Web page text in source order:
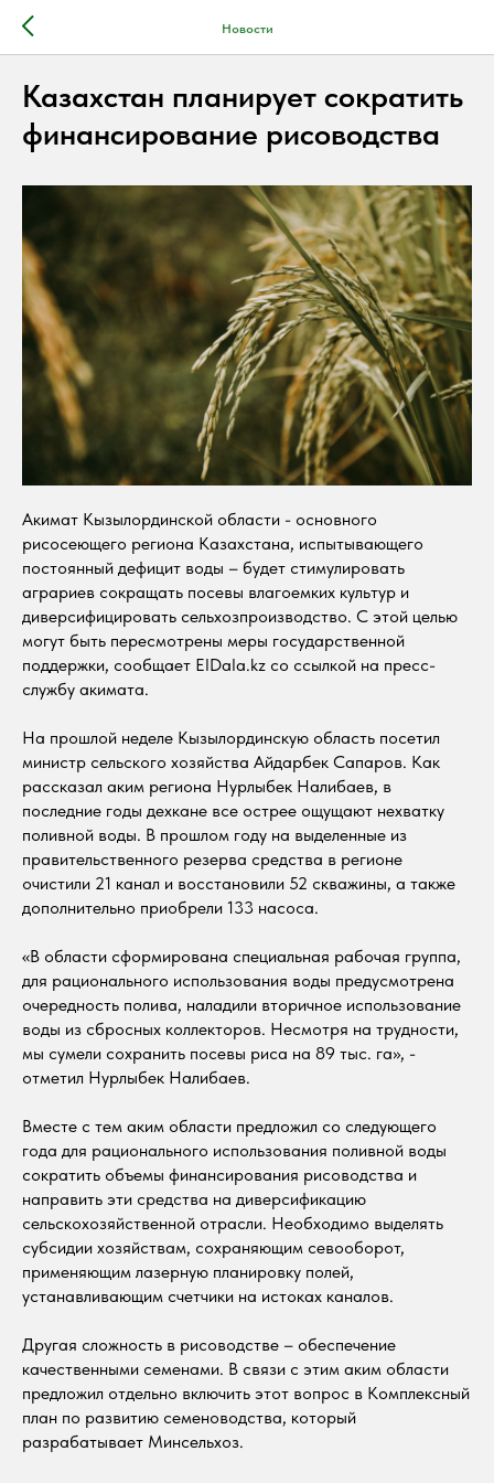
Новости
Казахстан планирует сократить
финансирование рисоводства
Акимат Кызылординской области - основного
рисосеющего региона Казахстана, испытывающего
постоянный дефицит воды – будет стимулировать
аграриев сокращать посевы влагоемких культур и
диверсифицировать сельхозпроизводство. С этой целью
могут быть пересмотрены меры государственной
поддержки, сообщает ElDala.kz со ссылкой на пресс-
службу акимата.
На прошлой неделе Кызылординскую область посетил
министр сельского хозяйства Айдарбек Сапаров. Как
рассказал аким региона Нурлыбек Налибаев, в
последние годы дехкане все острее ощущают нехватку
поливной воды. В прошлом году на выделенные из
правительственного резерва средства в регионе
очистили 21 канал и восстановили 52 скважины, а также
дополнительно приобрели 133 насоса.
«В области сформирована специальная рабочая группа,
для рационального использования воды предусмотрена
очередность полива, наладили вторичное использование
воды из сбросных коллекторов. Несмотря на трудности,
мы сумели сохранить посевы риса на 89 тыс. га», -
отметил Нурлыбек Налибаев.
Вместе с тем аким области предложил со следующего
года для рационального использования поливной воды
сократить объемы финансирования рисоводства и
направить эти средства на диверсификацию
сельскохозяйственной отрасли. Необходимо выделять
субсидии хозяйствам, сохраняющим севооборот,
применяющим лазерную планировку полей,
устанавливающим счетчики на истоках каналов.
Другая сложность в рисоводстве – обеспечение
качественными семенами. В связи с этим аким области
предложил отдельно включить этот вопрос в Комплексный
план по развитию семеноводства, который
разрабатывает Минсельхоз.